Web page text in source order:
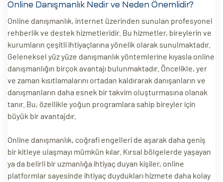
Online Danışmanlık Nedir ve Neden Önemlidir?
Online danışmanlık, internet üzerinden sunulan profesyonel
rehberlik ve destek hizmetleridir. Bu hizmetler, bireylerin ve
kurumların çeşitli ihtiyaçlarına yönelik olarak sunulmaktadır.
Geleneksel yüz yüze danışmanlık yöntemlerine kıyasla online
danışmanlığın birçok avantajı bulunmaktadır. Öncelikle, yer
ve zaman kısıtlamalarını ortadan kaldırarak danışanların ve
danışmanların daha esnek bir takvim oluşturmasına olanak
tanır. Bu, özellikle yoğun programlara sahip bireyler için
büyük bir avantajdır.
Online danışmanlık, coğrafi engelleri de aşarak daha geniş
bir kitleye ulaşmayı mümkün kılar. Kırsal bölgelerde yaşayan
ya da belirli bir uzmanlığa ihtiyaç duyan kişiler, online
platformlar sayesinde ihtiyaç duydukları hizmete daha kolay